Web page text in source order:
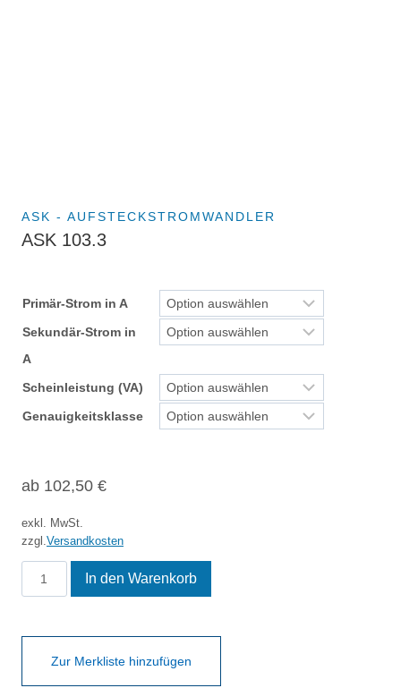
ASK - AUFSTECKSTROMWANDLER
ASK 103.3
Primär-Strom in A
Sekundär-Strom in
A
Scheinleistung (VA)
Genauigkeitsklasse
ab 102,50 €
exkl. MwSt.
zzgl.Versandkosten
In den Warenkorb
Zur Merkliste hinzufügen